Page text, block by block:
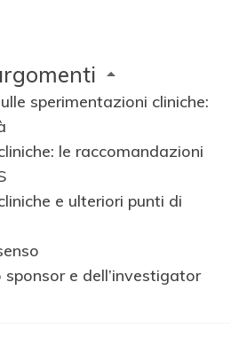
sperimentazioni cliniche:
le raccomandazioni
e ulteriori punti di
sponsor e dell’investigator